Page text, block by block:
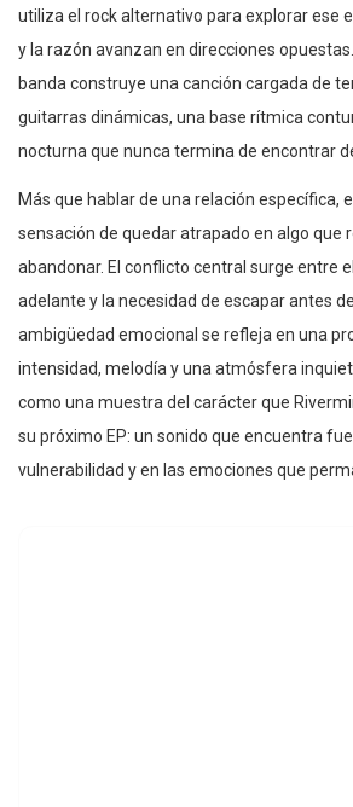
utiliza el rock alternativo para explorar ese
y la razón avanzan en direcciones
banda construye una canción cargada de
guitarras dinámicas, una base rítmica
nocturna que nunca termina de encontrar
Más que hablar de una relación específica,
sensación de quedar atrapado en algo que
abandonar. El conflicto central surge entre
adelante y la necesidad de escapar antes
ambigüedad emocional se refleja en una
intensidad, melodía y una atmósfera
como una muestra del carácter que
su próximo EP: un sonido que encuentra
vulnerabilidad y en las emociones que